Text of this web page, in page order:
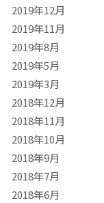
2019年12月
2019年11月
2019年8月
2019年5月
2019年3月
2018年12月
2018年11月
2018年10月
2018年9月
2018年7月
2018年6月